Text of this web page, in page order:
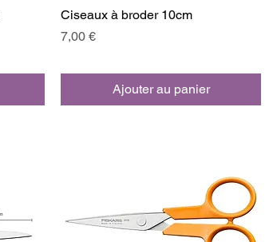
Ciseaux à broder 10cm
Prix
7,00 €
Ajouter au panier